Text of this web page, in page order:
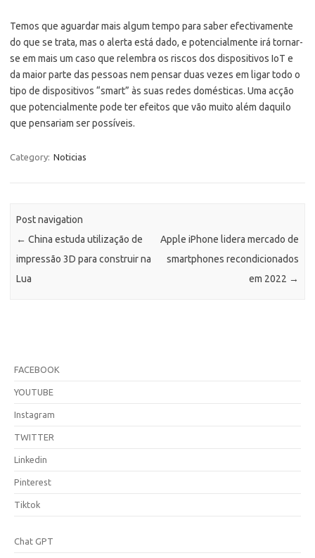
Temos que aguardar mais algum tempo para saber efectivamente
do que se trata, mas o alerta está dado, e potencialmente irá tornar-
se em mais um caso que relembra os riscos dos dispositivos IoT e
da maior parte das pessoas nem pensar duas vezes em ligar todo o
tipo de dispositivos “smart” às suas redes domésticas. Uma acção
que potencialmente pode ter efeitos que vão muito além daquilo
que pensariam ser possíveis.
Category: Noticias
Post navigation
← China estuda utilização de
impressão 3D para construir na
Lua
Apple iPhone lidera mercado de
smartphones recondicionados
em 2022 →
FACEBOOK
YOUTUBE
Instagram
TWITTER
Linkedin
Pinterest
Tiktok
Chat GPT